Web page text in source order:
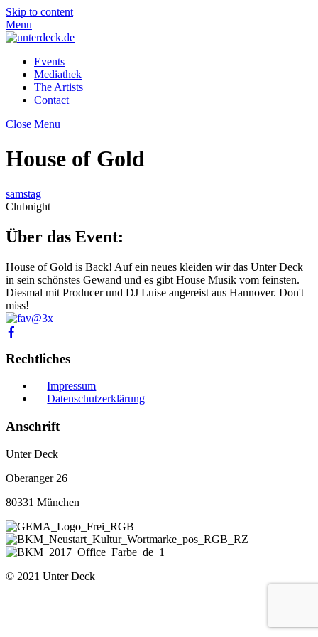
Skip to content
Menu
Events
Mediathek
The Artists
Contact
Close Menu
House of Gold
samstag
Clubnight
Über das Event:
House of Gold is Back! Auf ein neues kleiden wir das Unter Deck
in sein schönstes Gewand und es gibt House Musik vom feinsten.
Diesmal mit Producer und DJ Luise angereist aus Hannover. Don't
miss!
Rechtliches
Impressum
Datenschutzerklärung
Anschrift
Unter Deck
Oberanger 26
80331 München
© 2021 Unter Deck